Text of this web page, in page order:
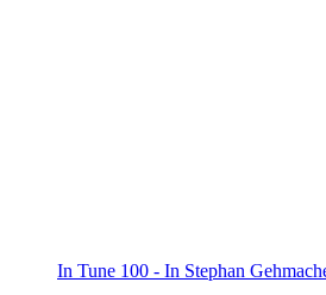
In Tune 100 - In Stephan